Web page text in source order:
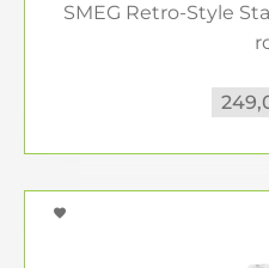
SMEG Retro-Style